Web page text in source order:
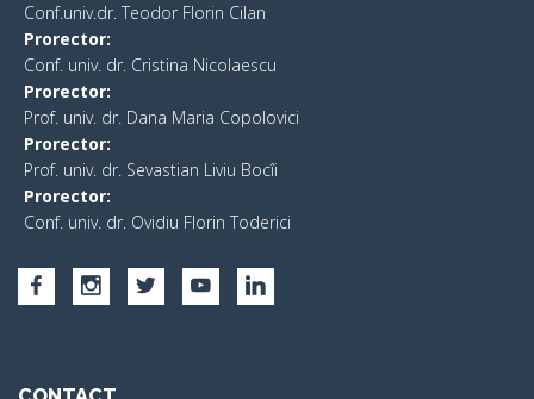
Conf.univ.dr. Teodor Florin Cilan
Prorector:
Conf. univ. dr. Cristina Nicolaescu
Prorector:
Prof. univ. dr. Dana Maria Copolovici
Prorector:
Prof. univ. dr. Sevastian Liviu Bocîi
Prorector:
Conf. univ. dr. Ovidiu Florin Toderici